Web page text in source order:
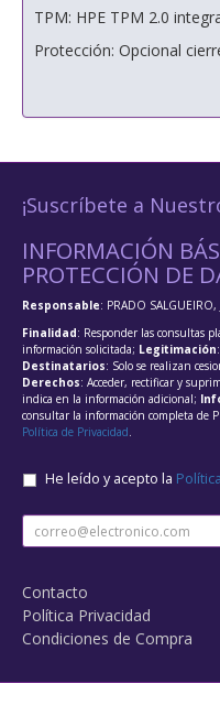
TPM: HPE TPM 2.0
Protección: Opcional
¡Suscríbete a
INFORMACIÓN
PROTECCIÓN DE
Responsable: PRADO SALGUEIRO,
Finalidad: Responder las consultas
información solicitada; Legitimación
Destinatarios: Solo se realizan
Derechos: Acceder, rectificar y
indica en la información adicional;
consultar la información completa de
Política de Privacidad.
He leído y acepto la
Contacto
Política Privacidad
Condiciones de Compra